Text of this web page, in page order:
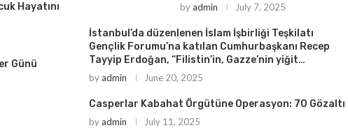
Hayatını
Günü
byadmin July 7, 2025
İstanbul’da düzenlenen İslam İşbirliği Teşkilatı
Gençlik Forumu’na katılan Cumhurbaşkanı Recep
Tayyip Erdoğan, “Filistin’in, Gazze’nin yiğit…
byadmin June 20, 2025
Casperlar Kabahat Örgütüne Operasyon: 70 Gözaltı
byadmin July 11, 2025